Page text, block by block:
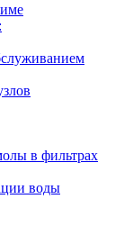
в фильтрах
воды